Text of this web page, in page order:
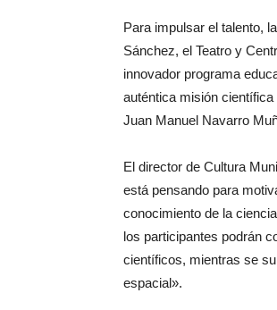
Para impulsar el talento,
Sánchez, el Teatro y
innovador programa
auténtica misión
Juan Manuel Navarro
El director de Cultura
está pensando para
conocimiento de la
los participantes podrán
científicos, mientras se
espacial».